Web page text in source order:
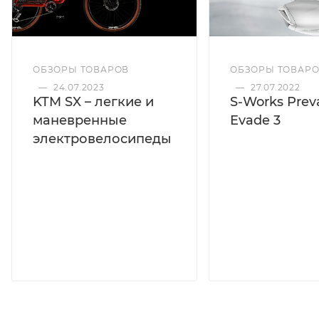
ОБЗОРЫ ТОВАРОВ
— 24.07.2023
KTM SX – легкие и
маневренные
электровелосипеды
ОБЗОРЫ
— 27.07.2022
S-Works
Evade 3